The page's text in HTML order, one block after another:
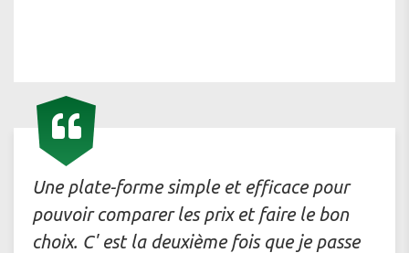
Une plate-forme simple et efficace pour
pouvoir comparer les prix et faire le bon
choix. C' est la deuxième fois que je passe